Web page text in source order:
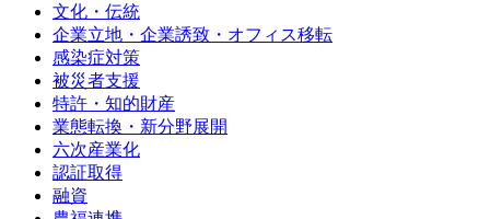
文化・伝統
企業立地・企業誘致・オフィス移転
感染症対策
被災者支援
特許・知的財産
業態転換・新分野展開
六次産業化
認証取得
融資